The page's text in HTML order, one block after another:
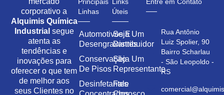
corporativo a
Alquimis Química
Industrial segue
atenta as
tendências e
inovações para
oferecer o que tem
de melhor aos
seus Clientes no
Principais
Linhas
Automotivos E
Desengraxantes
Conservação
De Pisos
Desinfetantes
Links
Úteis
Seja Um
Distribuidor
Seja Um
Representante
Fale
Entre em Contato
Rua Antônio
Luiz Spolier, 90
Bairro Scharlau
- São Leopoldo -
RS